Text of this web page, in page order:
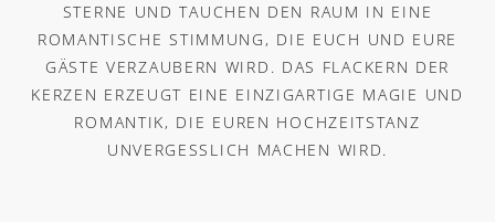
STERNE UND TAUCHEN DEN RAUM IN EINE
ROMANTISCHE STIMMUNG, DIE EUCH UND EURE
GÄSTE VERZAUBERN WIRD. DAS FLACKERN DER
KERZEN ERZEUGT EINE EINZIGARTIGE MAGIE UND
ROMANTIK, DIE EUREN HOCHZEITSTANZ
UNVERGESSLICH MACHEN WIRD.